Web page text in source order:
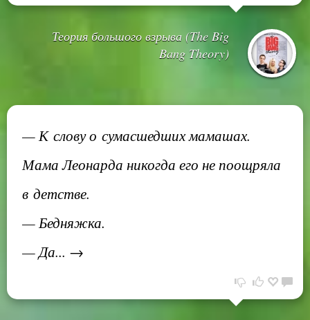
Теория большого взрыва (The Big
Bang Theory)
— К слову о сумасшедших мамашах.
Мама Леонарда никогда его не поощряла
в детстве.
— Бедняжка.
— Да... →